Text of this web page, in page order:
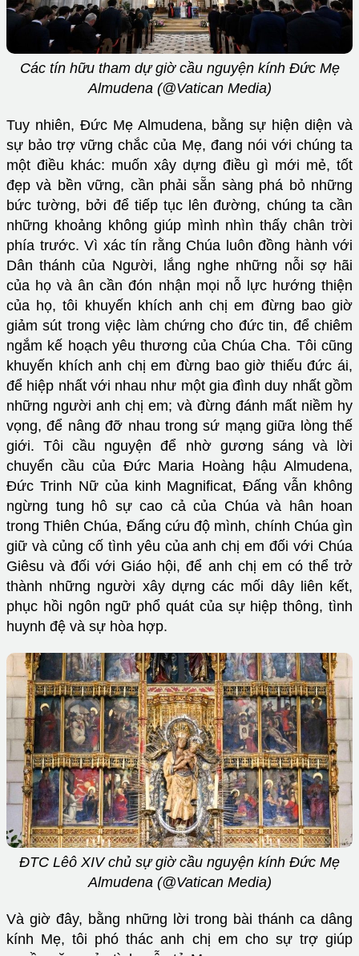
Các tín hữu tham dự giờ cầu nguyện kính Đức Mẹ
Almudena (@Vatican Media)
Tuy nhiên, Đức Mẹ Almudena, bằng sự hiện diện và
sự bảo trợ vững chắc của Mẹ, đang nói với chúng ta
một điều khác: muốn xây dựng điều gì mới mẻ, tốt
đẹp và bền vững, cần phải sẵn sàng phá bỏ những
bức tường, bởi để tiếp tục lên đường, chúng ta cần
những khoảng không giúp mình nhìn thấy chân trời
phía trước. Vì xác tín rằng Chúa luôn đồng hành với
Dân thánh của Người, lắng nghe những nỗi sợ hãi
của họ và ân cần đón nhận mọi nỗ lực hướng thiện
của họ, tôi khuyến khích anh chị em đừng bao giờ
giảm sút trong việc làm chứng cho đức tin, để chiêm
ngắm kế hoạch yêu thương của Chúa Cha. Tôi cũng
khuyến khích anh chị em đừng bao giờ thiếu đức ái,
để hiệp nhất với nhau như một gia đình duy nhất gồm
những người anh chị em; và đừng đánh mất niềm hy
vọng, để nâng đỡ nhau trong sứ mạng giữa lòng thế
giới. Tôi cầu nguyện để nhờ gương sáng và lời
chuyển cầu của Đức Maria Hoàng hậu Almudena,
Đức Trinh Nữ của kinh Magnificat, Đấng vẫn không
ngừng tung hô sự cao cả của Chúa và hân hoan
trong Thiên Chúa, Đấng cứu độ mình, chính Chúa gìn
giữ và củng cố tình yêu của anh chị em đối với Chúa
Giêsu và đối với Giáo hội, để anh chị em có thể trở
thành những người xây dựng các mối dây liên kết,
phục hồi ngôn ngữ phổ quát của sự hiệp thông, tình
huynh đệ và sự hòa hợp.
ĐTC Lêô XIV chủ sự giờ cầu nguyện kính Đức Mẹ
Almudena (@Vatican Media)
Và giờ đây, bằng những lời trong bài thánh ca dâng
kính Mẹ, tôi phó thác anh chị em cho sự trợ giúp